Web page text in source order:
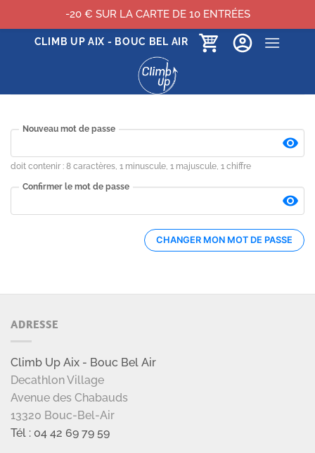
PasserCLIMB UP AIX - BOUC BEL AIR
ADRESSE
Climb Up Aix - Bouc Bel Air
Decathlon Village
Avenue des Chabauds
13320 Bouc-Bel-Air
Tél : 04 42 69 79 59
-20 € SUR LA CARTE DE 10 ENTRÉES